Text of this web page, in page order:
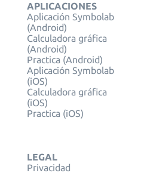
APLICACIONES
Aplicación Symbolab
(Android)
Calculadora gráfica
(Android)
Practica (Android)
Aplicación Symbolab
(iOS)
Calculadora gráfica
(iOS)
Practica (iOS)
LEGAL
Privacidad